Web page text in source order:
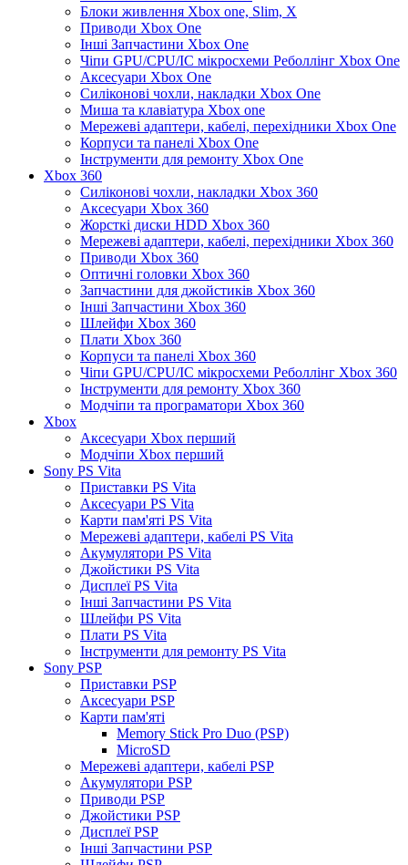
Блоки живлення Xbox one, Slim, X
Приводи Xbox One
Інші Запчастини Xbox One
Чіпи GPU/CPU/IC мікросхеми Реболлінг Xbox One
Аксесуари Xbox One
Силіконові чохли, накладки Xbox One
Миша та клавіатура Xbox one
Мережеві адаптери, кабелі, перехідники Xbox One
Корпуси та панелі Xbox One
Інструменти для ремонту Xbox One
Xbox 360
Силіконові чохли, накладки Xbox 360
Аксесуари Xbox 360
Жорсткі диски HDD Xbox 360
Мережеві адаптери, кабелі, перехідники Xbox 360
Приводи Xbox 360
Оптичні головки Xbox 360
Запчастини для джойстиків Xbox 360
Інші Запчастини Xbox 360
Шлейфи Xbox 360
Плати Xbox 360
Корпуси та панелі Xbox 360
Чіпи GPU/CPU/IC мікросхеми Реболлінг Xbox 360
Інструменти для ремонту Xbox 360
Модчіпи та програматори Xbox 360
Xbox
Аксесуари Xbox перший
Модчіпи Xbox перший
Sony PS Vita
Приставки PS Vita
Аксесуари PS Vita
Карти пам'яті PS Vita
Мережеві адаптери, кабелі PS Vita
Акумулятори PS Vita
Джойстики PS Vita
Дисплеї PS Vita
Інші Запчастини PS Vita
Шлейфи PS Vita
Плати PS Vita
Інструменти для ремонту PS Vita
Sony PSP
Приставки PSP
Аксесуари PSP
Карти пам'яті
Memory Stick Pro Duo (PSP)
MicroSD
Мережеві адаптери, кабелі PSP
Акумулятори PSP
Приводи PSP
Джойстики PSP
Дисплеї PSP
Інші Запчастини PSP